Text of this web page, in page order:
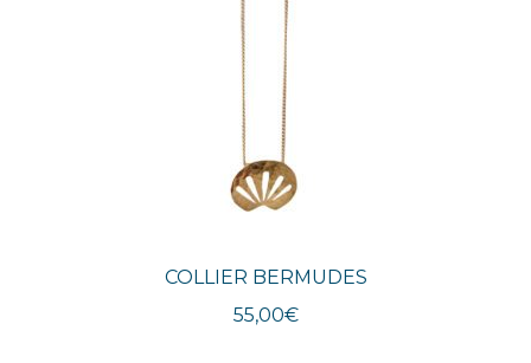
COLLIER BERMUDES
55,00€